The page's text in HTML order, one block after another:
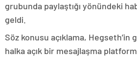
grubunda paylaştığı yönündeki
geldi.
Söz konusu açıklama, Hegseth’in
halka açık bir mesajlaşma